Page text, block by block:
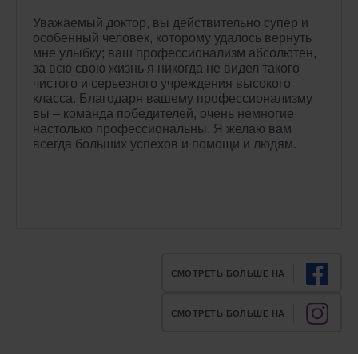
Уважаемый доктор, вы действительно супер и
особенный человек, которому удалось вернуть
мне улыбку; ваш профессионализм абсолютен,
за всю свою жизнь я никогда не видел такого
чистого и серьезного учреждения высокого
класса. Благодаря вашему профессионализму
вы – команда победителей, очень немногие
настолько профессиональны. Я желаю вам
всегда больших успехов и помощи и людям.
СМОТРЕТЬ БОЛЬШЕ НА
СМОТРЕТЬ БОЛЬШЕ НА